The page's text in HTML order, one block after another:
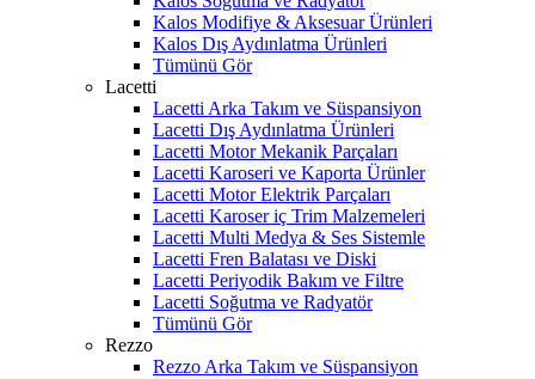
Kalos Modifiye & Aksesuar Ürünleri
Kalos Dış Aydınlatma Ürünleri
Tümünü Gör
Lacetti
Lacetti Arka Takım ve Süspansiyon
Lacetti Dış Aydınlatma Ürünleri
Lacetti Motor Mekanik Parçaları
Lacetti Karoseri ve Kaporta Ürünler
Lacetti Motor Elektrik Parçaları
Lacetti Karoser iç Trim Malzemeleri
Lacetti Multi Medya & Ses Sistemle
Lacetti Fren Balatası ve Diski
Lacetti Periyodik Bakım ve Filtre
Lacetti Soğutma ve Radyatör
Tümünü Gör
Rezzo
Rezzo Arka Takım ve Süspansiyon